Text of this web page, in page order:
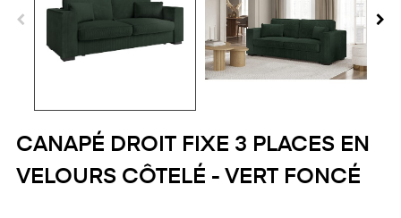
CANAPÉ DROIT FIXE 3 PLACES EN
VELOURS CÔTELÉ - VERT FONCÉ